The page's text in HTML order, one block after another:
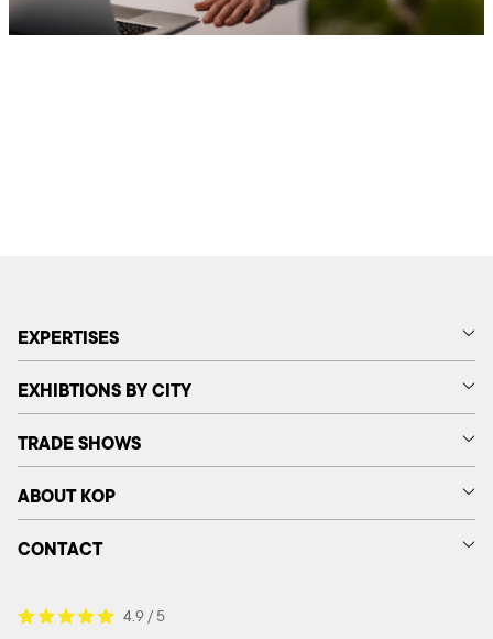
EXPERTISES
EXHIBTIONS BY CITY
TRADE SHOWS
ABOUT KOP
CONTACT
4.9 / 5